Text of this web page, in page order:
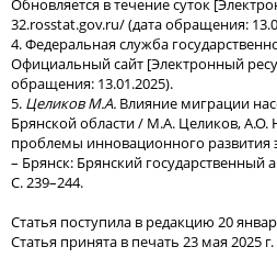
32.rosstat.gov.ru/ (дата обращения:
4. Федеральная служба
Официальный сайт [Электронный
обращения: 13.01.2025).
5. Целиков М.А. Влияние миграции
Брянской области / М.А. Целиков,
проблемы инновационного развития
– Брянск: Брянский государственный
С. 239–244.
Статья поступила в редакцию 20
Статья принята в печать 23 мая 2025 г.